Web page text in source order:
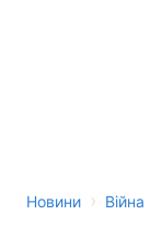
Новини › Війна